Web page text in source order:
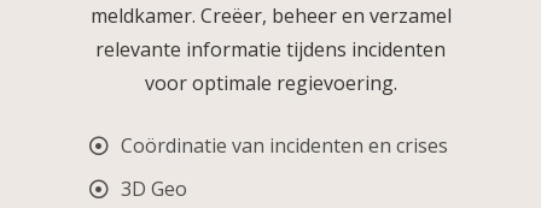
meldkamer. Creëer, beheer en verzamel
relevante informatie tijdens incidenten
voor optimale regievoering.
Coördinatie van incidenten en crises
3D Geo